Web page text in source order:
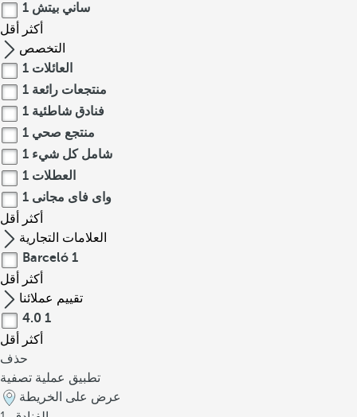
ساني بيتش 1
أكثر
أقل
التخصص
العائلات 1
منتجعات رائعة 1
فنادق شاطئية 1
منتجع صحي 1
شامل كل شيء 1
العطلات 1
واى فاى مجانى 1
أكثر
أقل
العلامات التجارية
Barceló 1
أكثر
أقل
تقييم عملائنا
4.0 1
أكثر
أقل
حذف
تطبيق عملية تصفية
عرض على الخريطة